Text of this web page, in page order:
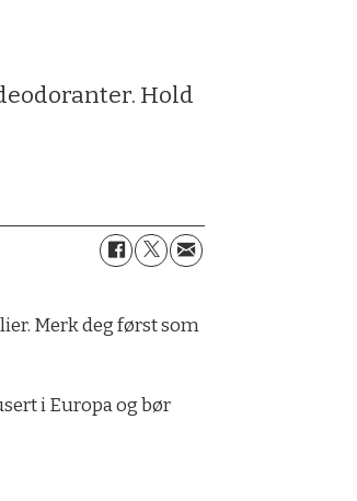
Hold
Merk deg først som
i Europa og bør